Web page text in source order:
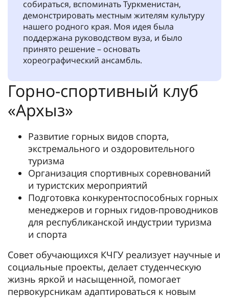
собираться, вспоминать Туркменистан,
демонстрировать местным жителям культуру
нашего родного края. Моя идея была
поддержана руководством вуза, и было
принято решение – основать
хореографический ансамбль.
Горно-спортивный клуб
«Архыз»
Развитие горных видов спорта,
экстремального и оздоровительного
туризма
Организация спортивных соревнований
и туристских мероприятий
Подготовка конкурентоспособных горных
менеджеров и горных гидов-проводников
для республиканской индустрии туризма
и спорта
Совет обучающихся КЧГУ реализует научные и
социальные проекты, делает студенческую
жизнь яркой и насыщенной, помогает
первокурсникам адаптироваться к новым